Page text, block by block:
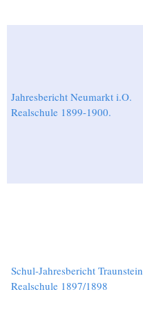
Jahresbericht Neumarkt i.O.
Realschule 1899-1900.
Schul-Jahresbericht Traunstein
Realschule 1897/1898